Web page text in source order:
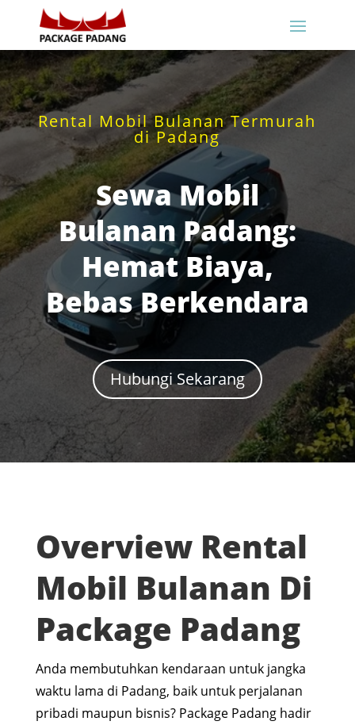
Rental Mobil Bulanan Termurah
di Padang
Sewa Mobil
Bulanan Padang:
Hemat Biaya,
Bebas Berkendara
Hubungi Sekarang
Overview Rental
Mobil Bulanan Di
Package Padang
Anda membutuhkan kendaraan untuk jangka
waktu lama di Padang, baik untuk perjalanan
pribadi maupun bisnis? Package Padang hadir